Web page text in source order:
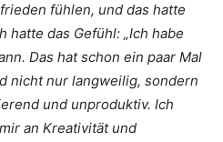
fühlen, und das hatte
hatte das Gefühl: „Ich habe
Das hat schon ein paar Mal
nicht nur langweilig, sondern
und unproduktiv. Ich
an Kreativität und